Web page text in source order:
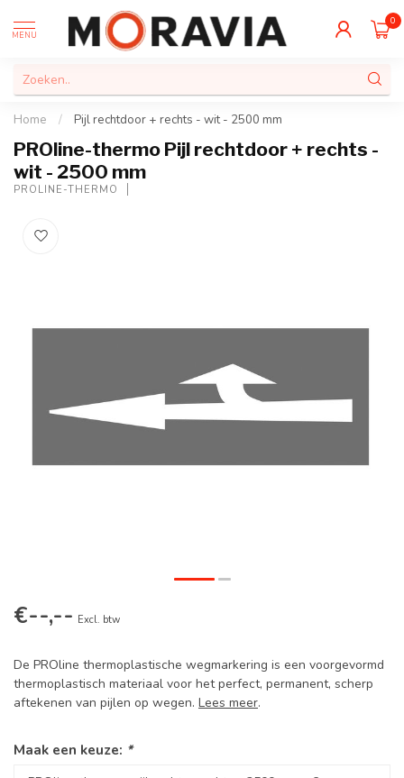
MENU
0
Home / Pijl rechtdoor + rechts - wit - 2500 mm
PROline-thermo Pijl rechtdoor + rechts -
wit - 2500 mm
PROLINE-THERMO
€--,-- Excl. btw
De PROline thermoplastische wegmarkering is een voorgevormd
thermoplastisch materiaal voor het perfect, permanent, scherp
aftekenen van pijlen op wegen. Lees meer.
Maak een keuze: *